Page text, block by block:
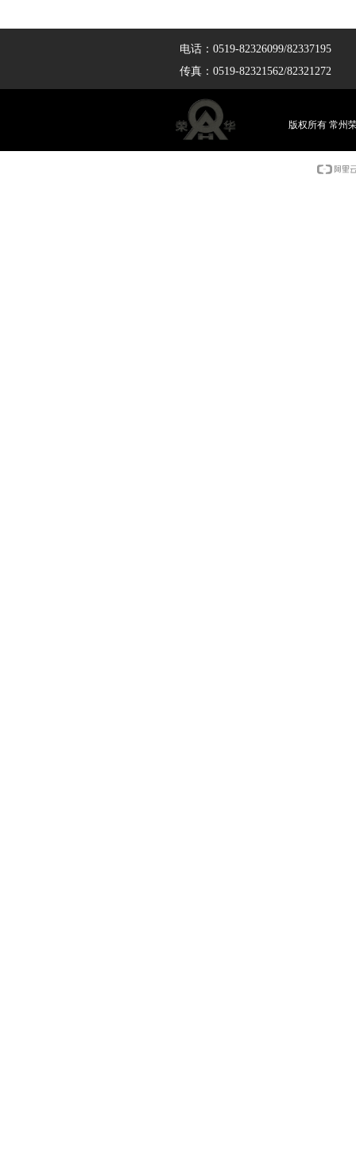
电话：0519-82326099/82337195
传真：0519-82321562/82321272
版权所有 常州